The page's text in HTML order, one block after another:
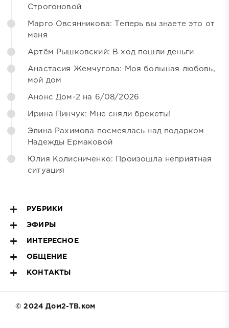
Строгоновой
Марго Овсянникова: Теперь вы знаете это от
меня
Артём Рышковский: В ход пошли деньги
Анастасия Жемчугова: Моя большая любовь,
мой дом
Анонс Дом-2 на 6/08/2026
Ирина Пинчук: Мне сняли брекеты!
Элина Рахимова посмеялась над подарком
Надежды Ермаковой
Юлия Колисниченко: Произошла неприятная
ситуация
РУБРИКИ
ЭФИРЫ
ИНТЕРЕСНОЕ
ОБЩЕНИЕ
КОНТАКТЫ
© 2024 Дом2-ТВ.ком